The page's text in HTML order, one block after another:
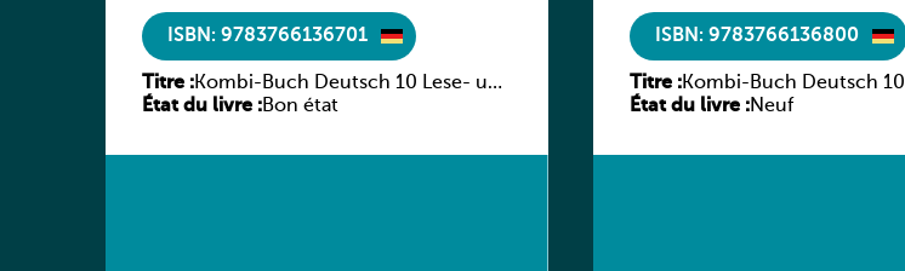
ISBN: 9783766136701
Titre :Kombi-Buch Deutsch 10 Lese- und
Sprachbuch
État du livre :Bon état
ISBN: 9783766136800
Titre :Kombi-Buch Deutsch 10
Arbeitsheft
État du livre :Neuf